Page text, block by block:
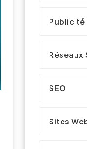
Publicité
Réseaux
SEO
Sites